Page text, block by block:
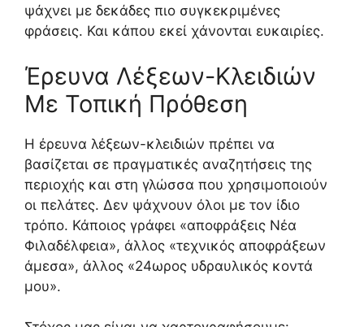
ψάχνει με δεκάδες πιο συγκεκριμένες
φράσεις. Και κάπου εκεί χάνονται ευκαιρίες.
Έρευνα Λέξεων-Κλειδιών
Με Τοπική Πρόθεση
Η έρευνα λέξεων-κλειδιών πρέπει να
βασίζεται σε πραγματικές αναζητήσεις της
περιοχής και στη γλώσσα που χρησιμοποιούν
οι πελάτες. Δεν ψάχνουν όλοι με τον ίδιο
τρόπο. Κάποιος γράφει «αποφράξεις Νέα
Φιλαδέλφεια», άλλος «τεχνικός αποφράξεων
άμεσα», άλλος «24ωρος υδραυλικός κοντά
μου».